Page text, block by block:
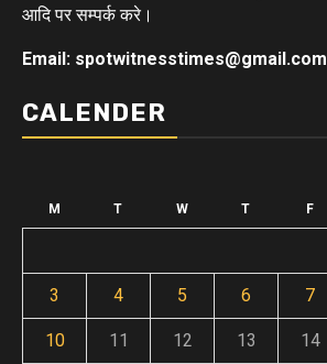
आदि पर सम्पर्क करे।
Email: spotwitnesstimes@gmail.com
CALENDER
M T W T F
3 4 5 6 7
10 11 12 13 14